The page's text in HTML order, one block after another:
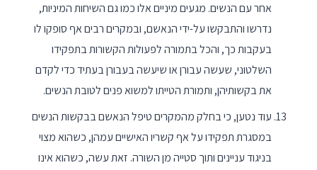
אחר עם הנשים. מגעים מיניים אלו כמו גם השיחות המיניות,
נדרשו והתבקשו על-ידי הנאשם, ובמקרים רבים אף סופקו לו
בעקבות כך, והכל בתמורה לפעולות הקשורות בתפקידו
השלטוני, שעשה עבורן או שיעשה בעבורן בעתיד כדי לקדם
את בקשותיהן, ותמורת הטייתו למשוא פנים לטובת הנשים.
עוד נטען, כי בחלק מהמקרים טיפל הנאשם בבקשות הנשים
במסגרת תפקידו על אף קשריו האישיים עמהן, כשהוא מצוי
בניגוד עניינים ותוך סטייה מן השורה. זאת עשה, כשהוא אינו